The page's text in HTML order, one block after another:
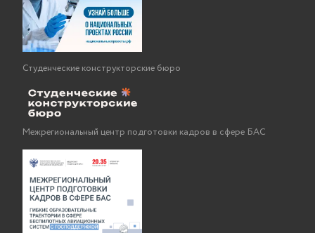
Студенческие конструкторские бюро
Межрегиональный центр подготовки кадров в сфере БАС